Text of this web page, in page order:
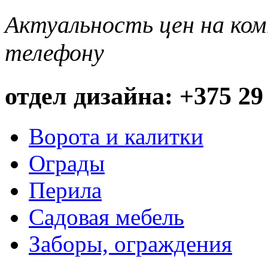
Актуальность цен на
телефону
отдел дизайна: +375
Ворота и калитки
Ограды
Перила
Садовая мебель
Заборы, ограждения